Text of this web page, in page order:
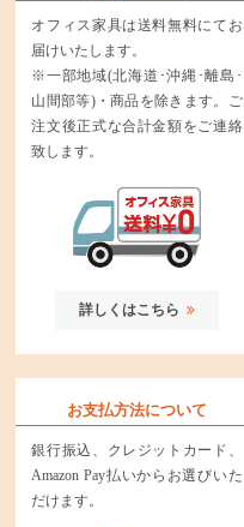
オフィス家具は送料無料にてお
届けいたします。
※一部地域(北海道･沖縄･離島･
山間部等)・商品を除きます。ご
注文後正式な合計金額をご連絡
致します。
詳しくはこちら
お支払方法について
銀行振込、クレジットカード、
Amazon Pay払いからお選びいた
だけます。